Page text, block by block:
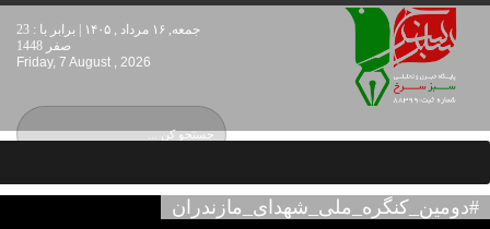
جمعه, ۱۶ مرداد , ۱۴۰۵ | برابر با : 23
صفر 1448
Friday, 7 August , 2026
#دومین_کنگره_ملی_شهدای_مازندران